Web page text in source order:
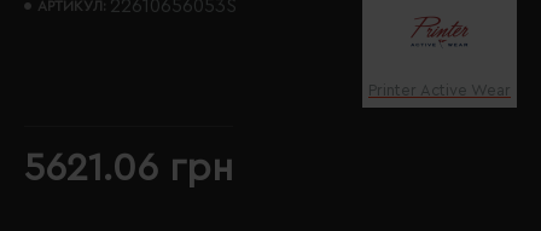
АРТИКУЛ: 22610656053S
Printer Active Wear
5621.06 грн